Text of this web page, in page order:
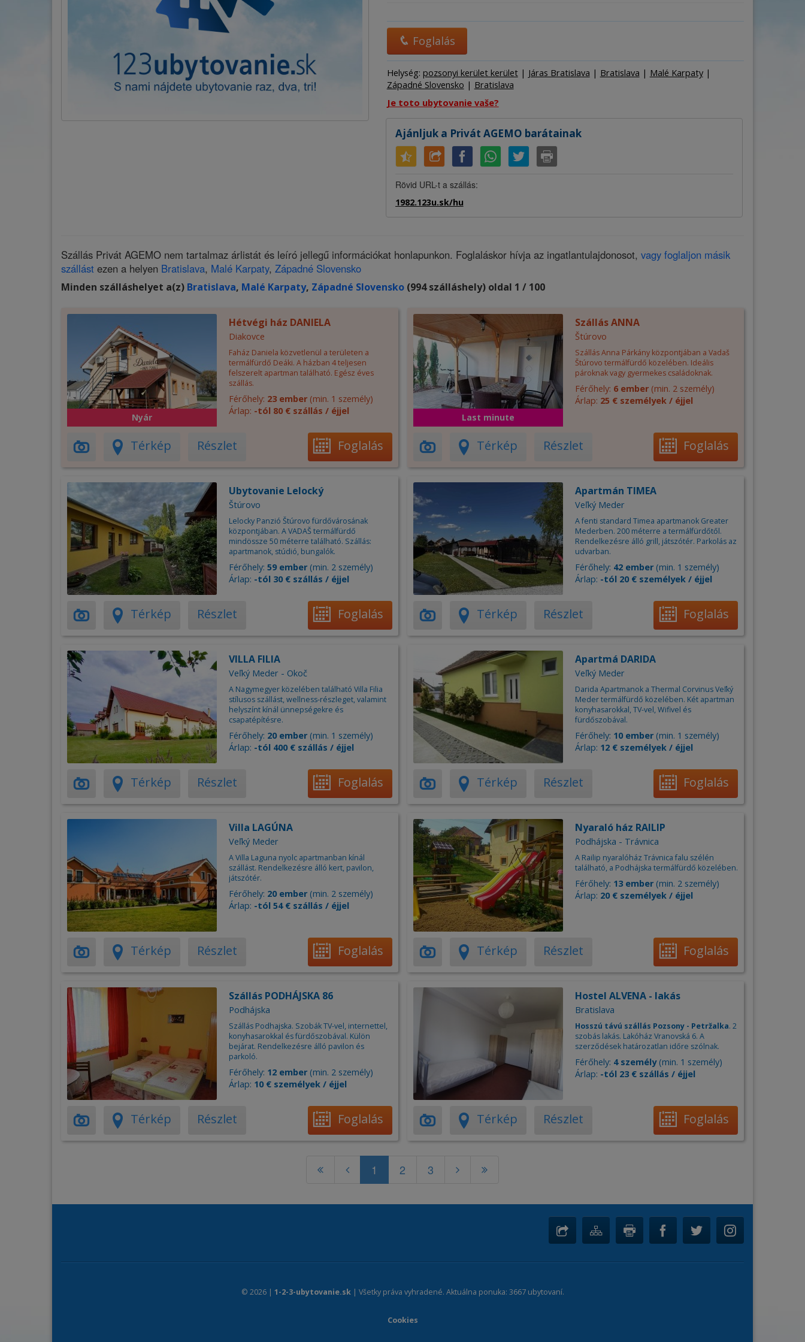
Szálloda
Foglalás
Helység: pozsonyi kerület kerület | Járas Bratislava | Bratislava | Malé Karpaty |
Západné Slovensko | Bratislava
Je toto ubytovanie vaše?
Ajánljuk a Privát AGEMO barátainak
Rövid URL-t a szállás:
1982.123u.sk/hu
Szállás Privát AGEMO nem tartalmaz árlistát és leíró jellegű információkat honlapunkon. Foglaláskor hívja az ingatlantulajdonosot, vagy foglaljon másik
szállást ezen a helyen Bratislava, Malé Karpaty, Západné Slovensko
Minden szálláshelyet a(z) Bratislava, Malé Karpaty, Západné Slovensko (994 szálláshely) oldal 1 / 100
Nyár
Hétvégi ház DANIELA
Diakovce
Faház Daniela közvetlenül a területen a
termálfürdő Deáki. A házban 4 teljesen
felszerelt apartman található. Egész éves
szállás.
Férőhely: 23 ember (min. 1 személy)
Árlap: -tól 80 € szállás / éjjel
Térkép Részlet Foglalás
Last minute
Szállás ANNA
Štúrovo
Szállás Anna Párkány központjában a Vadaš
Štúrovo termálfürdő közelében. Ideális
pároknak vagy gyermekes családoknak.
Férőhely: 6 ember(min. 2 személy)
Árlap: 25 € személyek / éjjel
Térkép Részlet Foglalás
Ubytovanie Lelocký
Štúrovo
Lelocky Panzió Štúrovo fürdővárosának
központjában. A VADAŠ termálfürdő
mindössze 50 méterre található. Szállás:
apartmanok, stúdió, bungalók.
Férőhely: 59 ember (min. 2 személy)
Árlap: -tól 30 € szállás / éjjel
Térkép Részlet Foglalás
Apartmán TIMEA
Veľký Meder
A fenti standard Timea apartmanok Greater
Mederben. 200 méterre a termálfürdőtől.
Rendelkezésre álló grill, játszótér. Parkolás az
udvarban.
Férőhely: 42 ember(min. 1 személy)
Árlap: -tól 20 € személyek / éjjel
Térkép Részlet Foglalás
VILLA FILIA
Veľký Meder - Okoč
A Nagymegyer közelében található Villa Filia
stílusos szállást, wellness-részleget, valamint
helyszínt kínál ünnepségekre és
csapatépítésre.
Férőhely: 20 ember (min. 1 személy)
Árlap: -tól 400 € szállás / éjjel
Térkép Részlet Foglalás
Apartmá DARIDA
Veľký Meder
Darida Apartmanok a Thermal Corvinus Veľký
Meder termálfürdő közelében. Két apartman
konyhasarokkal, TV-vel, Wifivel és
fürdőszobával.
Férőhely: 10 ember(min. 1 személy)
Árlap: 12 € személyek / éjjel
Térkép Részlet Foglalás
Villa LAGÚNA
Veľký Meder
A Villa Laguna nyolc apartmanban kínál
szállást. Rendelkezésre álló kert, pavilon,
játszótér.
Férőhely: 20 ember (min. 2 személy)
Árlap: -tól 54 € szállás / éjjel
Térkép Részlet Foglalás
Nyaraló ház RAILIP
Podhájska - Trávnica
A Railip nyaralóház Trávnica falu szélén
található, a Podhájska termálfürdő közelében.
Férőhely: 13 ember(min. 2 személy)
Árlap: 20 € személyek / éjjel
Térkép Részlet Foglalás
Szállás PODHÁJSKA 86
Podhájska
Szállás Podhajska. Szobák TV-vel, internettel,
konyhasarokkal és fürdőszobával. Külön
bejárat. Rendelkezésre álló pavilon és
parkoló.
Férőhely: 12 ember (min. 2 személy)
Árlap: 10 € személyek / éjjel
Térkép Részlet Foglalás
Hostel ALVENA - lakás
Bratislava
Hosszú távú szállás Pozsony - Petržalka. 2
szobás lakás. Lakóház Vranovská 6. A
szerződések határozatlan időre szólnak.
Férőhely: 4 személy(min. 1 személy)
Árlap: -tól 23 € szállás / éjjel
Térkép Részlet Foglalás
1 2 3
© 2026 | 1-2-3-ubytovanie.sk| Všetky práva vyhradené. Aktuálna ponuka: 3667 ubytovaní.
Cookies